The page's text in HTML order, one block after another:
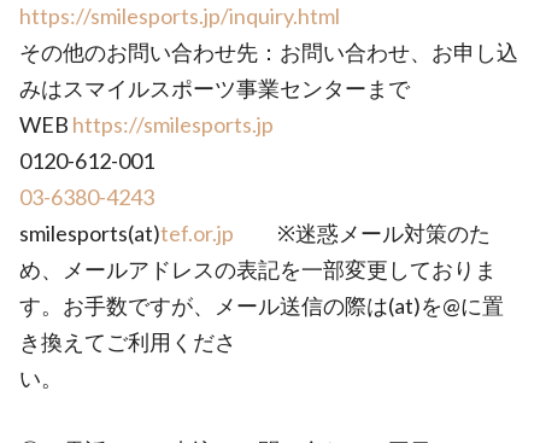
https://smilesports.jp/inquiry.html
その他のお問い合わせ先：お問い合わせ、お申し込
みはスマイルスポーツ事業センターまで
WEB https://smilesports.jp
0120-612-001
03-6380-4243
smilesports(at)tef.or.jp ※迷惑メール対策のた
め、メールアドレスの表記を一部変更しておりま
す。お手数ですが、メール送信の際は(at)を@に置
き換えてご利用くださ
い。